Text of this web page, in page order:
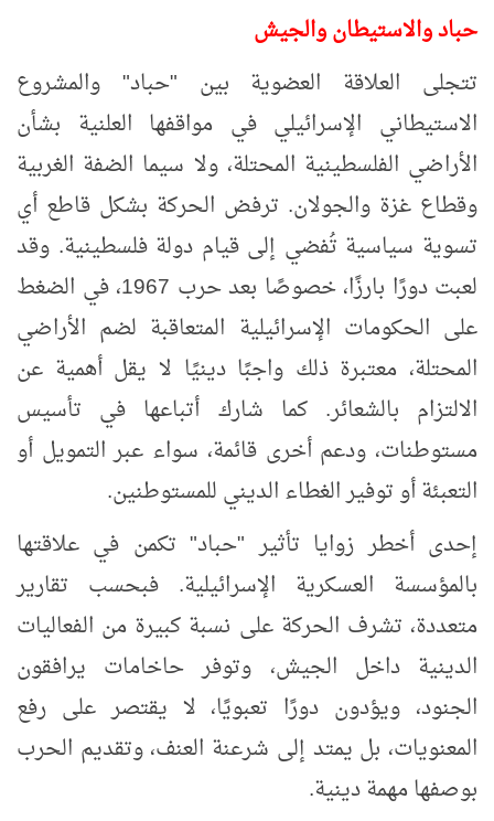
حباد والاستيطان والجيش
تتجلى العلاقة العضوية بين "حباد" والمشروع
الاستيطاني الإسرائيلي في مواقفها العلنية بشأن
الأراضي الفلسطينية المحتلة، ولا سيما الضفة الغربية
وقطاع غزة والجولان. ترفض الحركة بشكل قاطع أي
تسوية سياسية تُفضي إلى قيام دولة فلسطينية. وقد
لعبت دورًا بارزًا، خصوصًا بعد حرب 1967، في الضغط
على الحكومات الإسرائيلية المتعاقبة لضم الأراضي
المحتلة، معتبرة ذلك واجبًا دينيًا لا يقل أهمية عن
الالتزام بالشعائر. كما شارك أتباعها في تأسيس
مستوطنات، ودعم أخرى قائمة، سواء عبر التمويل أو
التعبئة أو توفير الغطاء الديني للمستوطنين.
إحدى أخطر زوايا تأثير "حباد" تكمن في علاقتها
بالمؤسسة العسكرية الإسرائيلية. فبحسب تقارير
متعددة، تشرف الحركة على نسبة كبيرة من الفعاليات
الدينية داخل الجيش، وتوفر حاخامات يرافقون
الجنود، ويؤدون دورًا تعبويًا، لا يقتصر على رفع
المعنويات، بل يمتد إلى شرعنة العنف، وتقديم الحرب
بوصفها مهمة دينية.